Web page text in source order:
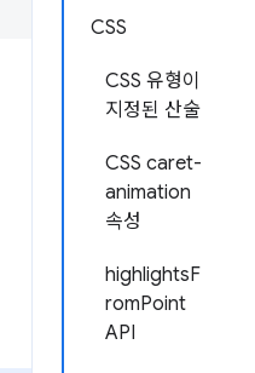
CSS
CSS 유형이
지정된 산술
CSS caret-
animation
속성
highlightsF
romPoint
API